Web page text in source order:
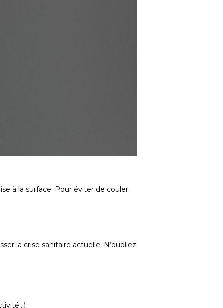
à la surface. Pour éviter de couler
la crise sanitaire actuelle. N’oubliez